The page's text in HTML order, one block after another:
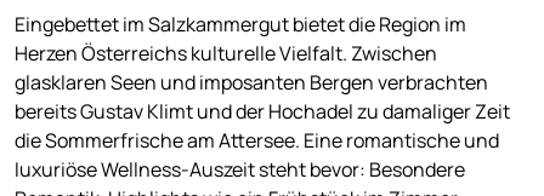
Eingebettet im Salzkammergut bietet die Region im
Herzen Österreichs kulturelle Vielfalt. Zwischen
glasklaren Seen und imposanten Bergen verbrachten
bereits Gustav Klimt und der Hochadel zu damaliger Zeit
die Sommerfrische am Attersee. Eine romantische und
luxuriöse Wellness-Auszeit steht bevor: Besondere